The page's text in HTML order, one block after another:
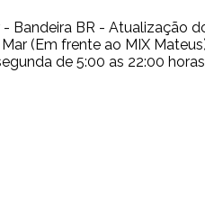
Bandeira BR - Atualização
(Em frente ao MIX
de 5:00 as 22:00 horas